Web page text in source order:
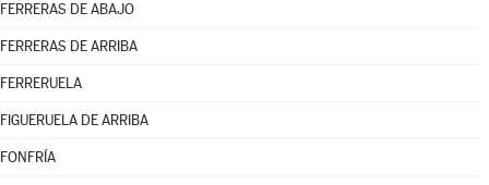
FERRERAS DE ABAJO
FERRERAS DE ARRIBA
FERRERUELA
FIGUERUELA DE ARRIBA
FONFRÍA